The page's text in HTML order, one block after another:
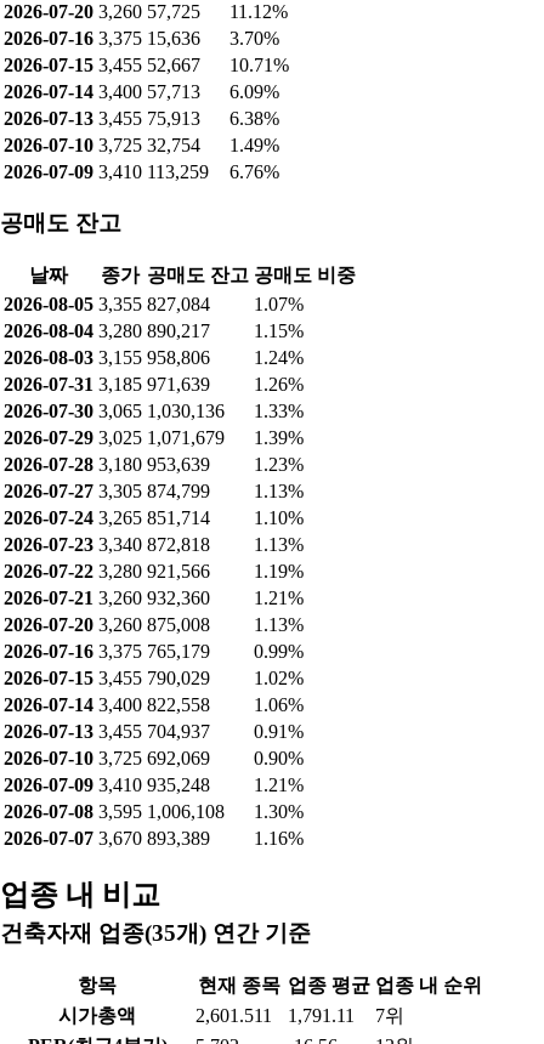
2026-07-20 3,260 57,725
11.12%
2026-07-16 3,375 15,636
3.70%
2026-07-15 3,455 52,667
10.71%
2026-07-14 3,400 57,713
6.09%
2026-07-13 3,455 75,913
6.38%
2026-07-10 3,725 32,754
1.49%
2026-07-09 3,410 113,259 6.76%
공매도 잔고
날짜 종가 공매도 잔고 공매도 비중
2026-08-05 3,355 827,084
1.07%
2026-08-04 3,280 890,217
1.15%
2026-08-03 3,155 958,806
1.24%
2026-07-31 3,185 971,639
1.26%
2026-07-30 3,065 1,030,136
1.33%
2026-07-29 3,025 1,071,679
1.39%
2026-07-28 3,180 953,639
1.23%
2026-07-27 3,305 874,799
1.13%
2026-07-24 3,265 851,714
1.10%
2026-07-23 3,340 872,818
1.13%
2026-07-22 3,280 921,566
1.19%
2026-07-21 3,260 932,360
1.21%
2026-07-20 3,260 875,008
1.13%
2026-07-16 3,375 765,179
0.99%
2026-07-15 3,455 790,029
1.02%
2026-07-14 3,400 822,558
1.06%
2026-07-13 3,455 704,937
0.91%
2026-07-10 3,725 692,069
0.90%
2026-07-09 3,410 935,248
1.21%
2026-07-08 3,595 1,006,108
1.30%
2026-07-07 3,670 893,389 1.16%
업종 내 비교
건축자재 업종(35개) 연간 기준
항목 현재 종목 업종 평균 업종 내 순위
시가총액
2,601.511 1,791.11
7위